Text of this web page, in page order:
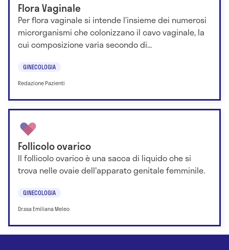
Flora Vaginale
Per flora vaginale si intende l’insieme dei numerosi
microrganismi che colonizzano il cavo vaginale, la
cui composizione varia secondo di...
GINECOLOGIA
Redazione Pazienti
Follicolo ovarico
Il follicolo ovarico è una sacca di liquido che si
trova nelle ovaie dell'apparato genitale femminile.
GINECOLOGIA
Dr.ssa Emiliana Meleo